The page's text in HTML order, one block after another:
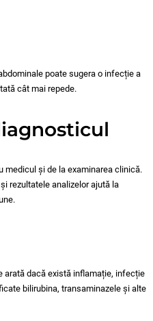
poate sugera o infecție a
cât mai repede.
medicul și de la examinarea clinică.
rezultatele analizelor ajută la
arată dacă există inflamație, infecție
bilirubina, transaminazele și alte